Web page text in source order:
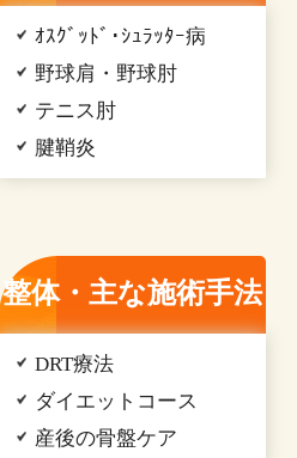
ｵｽｸﾞｯﾄﾞ･ｼｭﾗｯﾀｰ病
野球肩・野球肘
テニス肘
腱鞘炎
整体・主な施術手法
DRT療法
ダイエットコース
産後の骨盤ケア